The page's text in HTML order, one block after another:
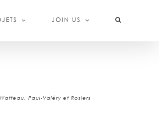
JOIN US
Paul-Valéry et Rosiers